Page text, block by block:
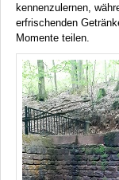
kennenzulernen,
erfrischenden
Momente teilen.